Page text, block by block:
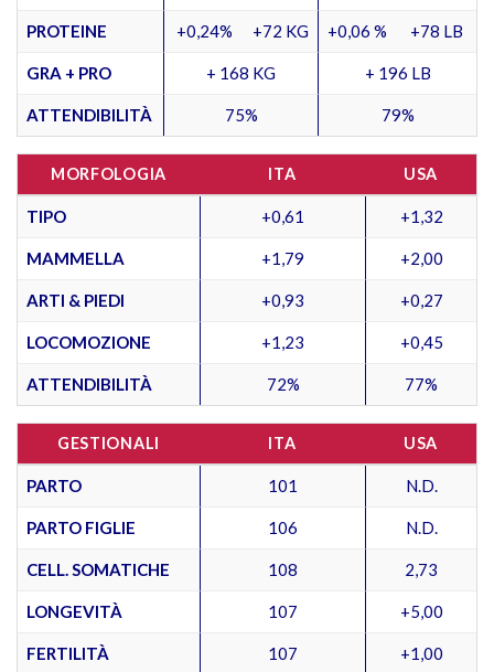
PROTEINE +0,24% +72 KG +0,06 % +78 LB
GRA + PRO + 168 KG + 196 LB
ATTENDIBILITÀ 75% 79%
MORFOLOGIA ITA USA
TIPO +0,61 +1,32
MAMMELLA +1,79 +2,00
ARTI & PIEDI +0,93 +0,27
LOCOMOZIONE +1,23 +0,45
ATTENDIBILITÀ 72% 77%
GESTIONALI ITA USA
PARTO 101 N.D.
PARTO FIGLIE 106 N.D.
CELL. SOMATICHE 108 2,73
LONGEVITÀ 107 +5,00
FERTILITÀ 107 +1,00